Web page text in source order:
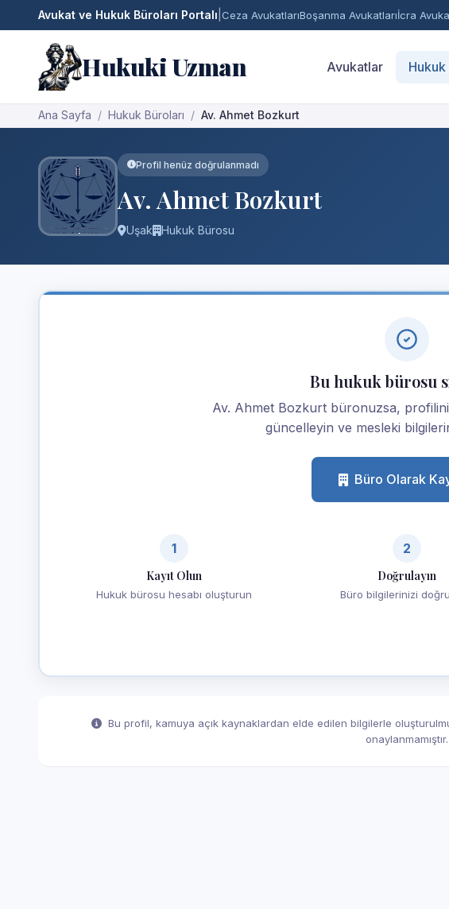
Avukat ve Hukuk Büroları Portalı Ceza AvukatlarıBoşanma Avukatlarıİcra
Hukuki Uzman Avukatlar Hukuk
Ana Sayfa Hukuk Büroları Av. Ahmet Bozkurt
Profil henüz doğrulanmadı
Av. Ahmet Bozkurt
Uşak Hukuk Bürosu
Bu hukuk bürosu
Av. Ahmet Bozkurt büronuzsa,
güncelleyin ve mesleki
Büro Olarak
1
Kayıt Olun
Hukuk bürosu hesabı oluşturun
2
Doğrulayın
Büro bilgilerinizi
Bu profil, kamuya açık kaynaklardan elde edilen bilgilerle
onaylanmamıştır.